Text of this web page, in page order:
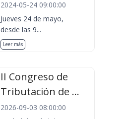
2024-05-24 09:00:00
Jueves 24 de mayo,
desde las 9...
Leer más
II Congreso de
Tributación de ...
2026-09-03 08:00:00